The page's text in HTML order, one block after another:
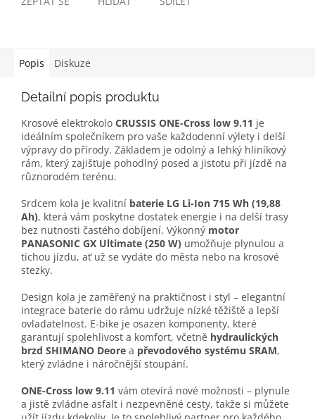
Popis Diskuze
Detailní popis produktu
Krosové elektrokolo CRUSSIS ONE-Cross low 9.11 je
ideálním společníkem pro vaše každodenní výlety i delší
výpravy do přírody. Základem je odolný a lehký hliníkový
rám, který zajišťuje pohodlný posed a jistotu při jízdě na
různorodém terénu.
Srdcem kola je kvalitní baterie LG Li-Ion 715 Wh (19,88
Ah), která vám poskytne dostatek energie i na delší trasy
bez nutnosti častého dobíjení. Výkonný motor
PANASONIC GX Ultimate (250 W) umožňuje plynulou a
tichou jízdu, ať už se vydáte do města nebo na krosové
stezky.
Design kola je zaměřený na praktičnost i styl – elegantní
integrace baterie do rámu udržuje nízké těžiště a lepší
ovladatelnost. E-bike je osazen komponenty, které
garantují spolehlivost a komfort, včetně hydraulických
brzd SHIMANO Deore a převodového systému SRAM,
který zvládne i náročnější stoupání.
ONE-Cross low 9.11 vám otevírá nové možnosti – plynule
a jistě zvládne asfalt i nezpevněné cesty, takže si můžete